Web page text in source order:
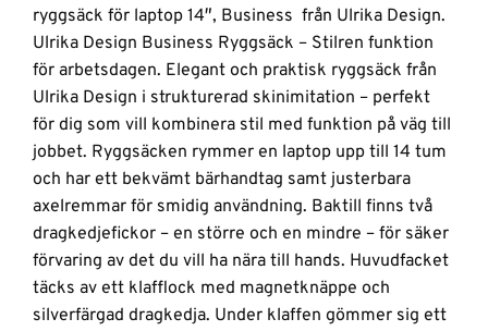
ryggsäck för laptop 14″, Business från Ulrika Design.
Ulrika Design Business Ryggsäck – Stilren funktion
för arbetsdagen. Elegant och praktisk ryggsäck från
Ulrika Design i strukturerad skinimitation – perfekt
för dig som vill kombinera stil med funktion på väg till
jobbet. Ryggsäcken rymmer en laptop upp till 14 tum
och har ett bekvämt bärhandtag samt justerbara
axelremmar för smidig användning. Baktill finns två
dragkedjefickor – en större och en mindre – för säker
förvaring av det du vill ha nära till hands. Huvudfacket
täcks av ett klafflock med magnetknäppe och
silverfärgad dragkedja. Under klaffen gömmer sig ett